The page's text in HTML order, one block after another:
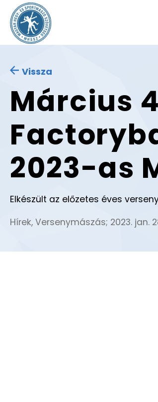
Vissza
Március
2023-as
Elkészült az előzetes éves
Hírek, Versenymászás; 2023. jan.